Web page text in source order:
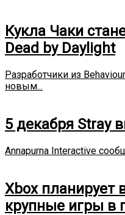
Кукла Чаки
Dead by Daylight
Разработчики из
новым...
5 декабря Stray
Annapurna Interactive
Xbox планирует
крупные игры в